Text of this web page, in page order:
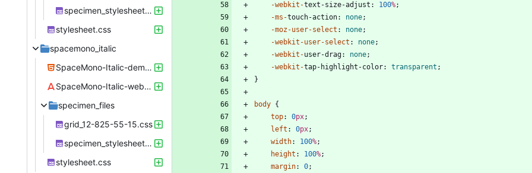
specimen_stylesheet.css
stylesheet.css
spacemono_italic
SpaceMono-Italic-demo.html
SpaceMono-Italic-webfont.woff
specimen_files
grid_12-825-55-15.css
specimen_stylesheet.css
stylesheet.css
-webkit-text-size-adjust : 100%;
-ms-touch-action: none;
-moz-user-select : none;
-webkit-user-select : none;
-webkit-user-drag: none;
-webkit-tap-highlight-color: transparent ;
}
body {
top: 0px;
left : 0px;
width: 100%;
height : 100%;
margin: 0;